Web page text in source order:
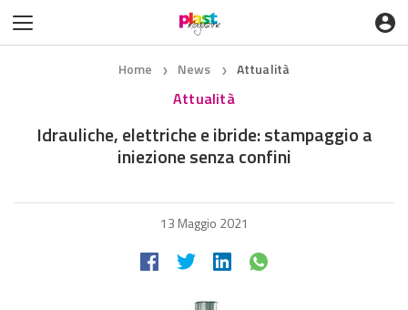
Home ❯ News ❯ Attualità
Attualità
Idrauliche, elettriche e ibride: stampaggio a
iniezione senza confini
13 Maggio 2021